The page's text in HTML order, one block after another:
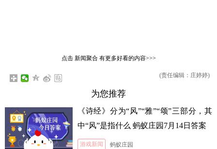
点击 新闻聚合有更多好看的内容>>>
(责任编辑：庄婷婷)
为您推荐
《诗经》分为“风”“雅”“颂”三部分，其
中“风”是指什么 蚂蚁庄园7月14日答案
游戏新闻 蚂蚁庄园